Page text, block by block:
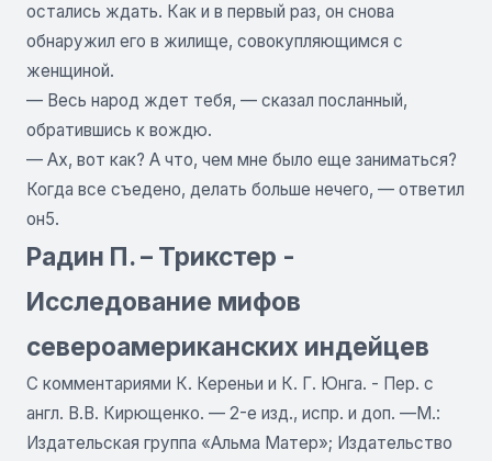
остались ждать. Как и в первый раз, он снова
обнаружил его в жилище, совокупляющимся с
женщиной.
— Весь народ ждет тебя, — сказал посланный,
обратившись к вождю.
— Ах, вот как? А что, чем мне было еще заниматься?
Когда все съедено, делать больше нечего, — ответил
он5.
Радин П. – Трикстер -
Исследование мифов
североамериканских индейцев
С комментариями К. Кереньи и К. Г. Юнга. - Пер. с
англ. В.В. Кирющенко. — 2-е изд., испр. и доп. —М.:
Издательская группа «Альма Матер»; Издательство